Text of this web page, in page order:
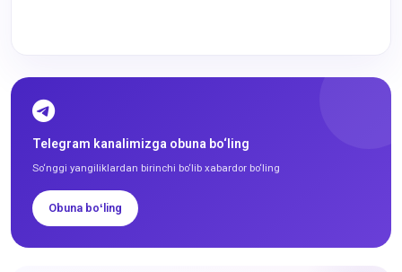
Telegram kanalimizga obuna bo‘ling
So‘nggi yangiliklardan birinchi bo‘lib xabardor bo‘ling
Obuna boʻling